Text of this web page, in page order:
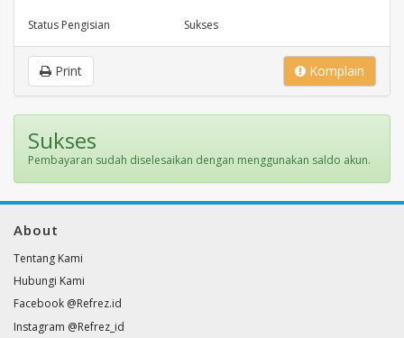
Status Pengisian Sukses
Komplain
Print
Sukses
Pembayaran sudah diselesaikan dengan menggunakan saldo akun.
About
Tentang Kami
Hubungi Kami
Facebook @Refrez.id
Instagram @Refrez_id